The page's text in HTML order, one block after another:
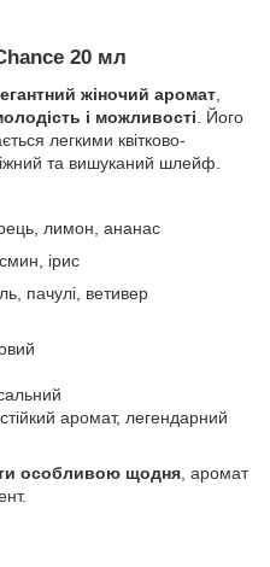
20 мл
жіночий аромат
і можливості . Його
легкими квітково-
та вишуканий шлейф.
лимон, ананас
ірис
пачулі, ветивер
аромат, легендарний
особливою щодня , аромат